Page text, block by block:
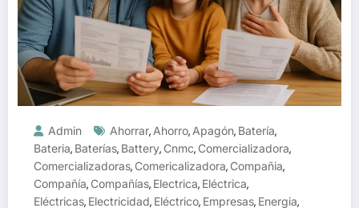
Admin Ahorrar, Ahorro, Apagón, Batería,
Bateria, Baterías, Battery, Cnmc, Comercializadora,
Comercializadoras, Comericalizadora, Compañia,
Compañía, Compañías, Electrica, Eléctrica,
Eléctricas, Electricidad, Eléctrico, Empresas, Energia,